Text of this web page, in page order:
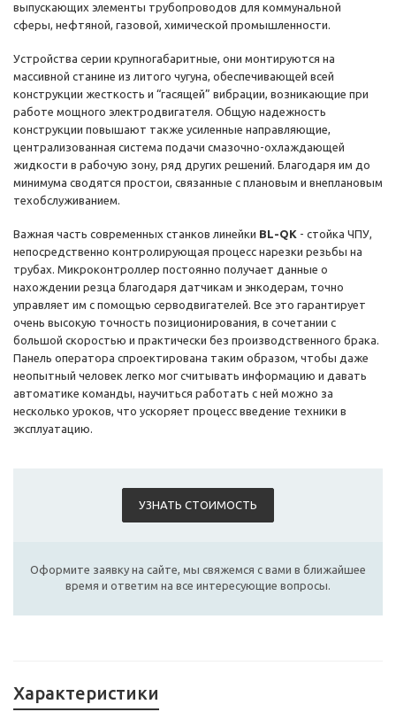
выпускающих элементы трубопроводов для коммунальной
сферы, нефтяной, газовой, химической промышленности.
Устройства серии крупногабаритные, они монтируются на
массивной станине из литого чугуна, обеспечивающей всей
конструкции жесткость и “гасящей” вибрации, возникающие при
работе мощного электродвигателя. Общую надежность
конструкции повышают также усиленные направляющие,
централизованная система подачи смазочно-охлаждающей
жидкости в рабочую зону, ряд других решений. Благодаря им до
минимума сводятся простои, связанные с плановым и внеплановым
техобслуживанием.
Важная часть современных станков линейки BL-QK - стойка ЧПУ,
непосредственно контролирующая процесс нарезки резьбы на
трубах. Микроконтроллер постоянно получает данные о
нахождении резца благодаря датчикам и энкодерам, точно
управляет им с помощью серводвигателей. Все это гарантирует
очень высокую точность позиционирования, в сочетании с
большой скоростью и практически без производственного брака.
Панель оператора спроектирована таким образом, чтобы даже
неопытный человек легко мог считывать информацию и давать
автоматике команды, научиться работать с ней можно за
несколько уроков, что ускоряет процесс введение техники в
эксплуатацию.
УЗНАТЬ СТОИМОСТЬ
Оформите заявку на сайте, мы свяжемся с вами в ближайшее
время и ответим на все интересующие вопросы.
Характеристики